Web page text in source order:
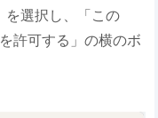
を選択し、「この
許可する」の横のボ